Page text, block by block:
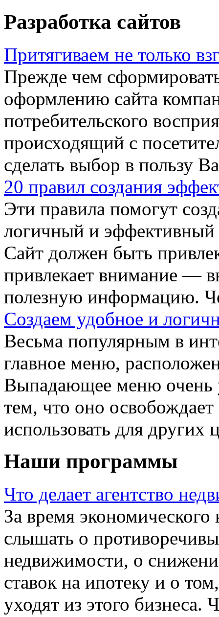
Разработка сайтов
Притягиваем не только
Прежде чем
оформлению сайта
потребительского
происходящий с
сделать выбор в пользу
20 правил создания
Эти правила помогут
логичный и эффективный
Сайт должен быть
привлекает внимание —
полезную информацию.
Создаем удобное и
Весьма популярным в
главное меню,
Выпадающее меню очень
тем, что оно
использовать для других
Наши программы
Что делает агентство
За время
слышать о
недвижимости, о
ставок на ипотеку и о
уходят из этого